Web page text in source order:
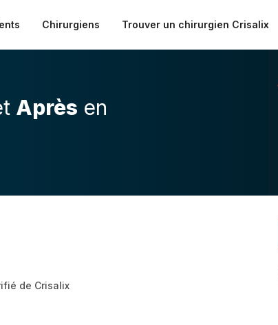
Chirurgiens Trouver un chirurgien Crisalix
Après en
de Crisalix